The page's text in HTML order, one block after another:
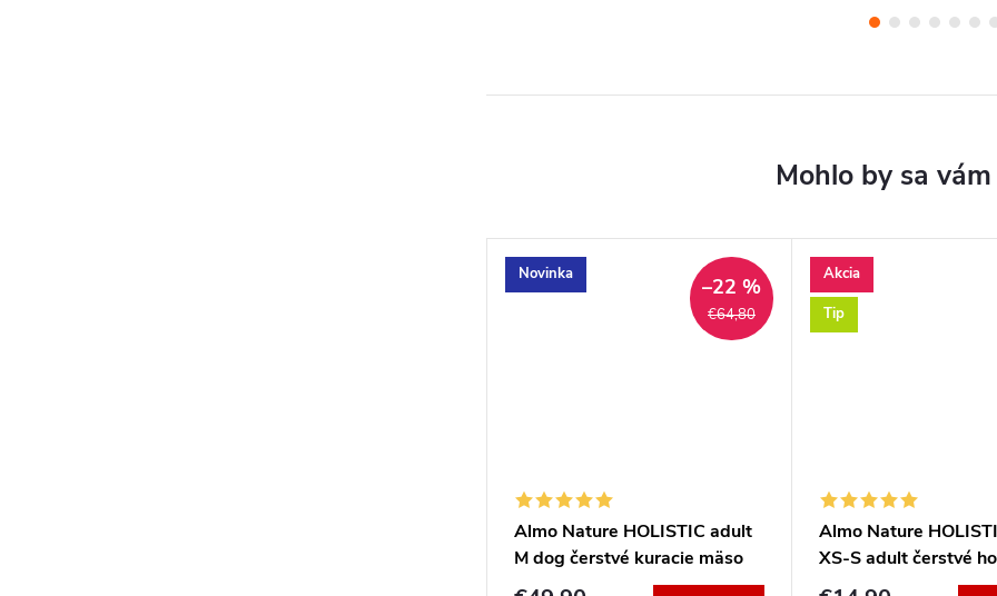
Novinka
€64,80
–22 %
Almo Nature HOLISTIC adult
M dog čerstvé kuracie mäso
12kg
Akcia
Tip
Almo Nature
XS-S adult čerstvé
2kg